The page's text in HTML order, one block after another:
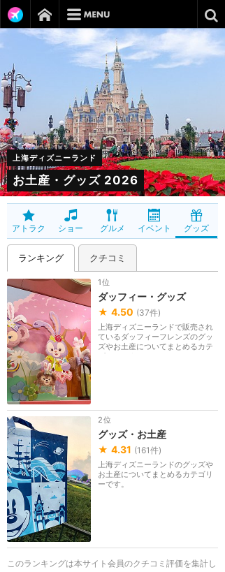
上海ディズニーランド
お土産・グッズ 2026
アトラク ショー グルメ イベント グッズ
ランキング クチコミ
1位
ダッフィー・グッズ
★ 4.50 (37件)
上海ディズニーランドで販売され
ているダッフィーフレンズのグッ
ズやお土産についてまとめるカテ
ゴリーです。
2位
グッズ・お土産
★ 4.31 (161件)
上海ディズニーランドのグッズや
お土産についてまとめるカテゴリ
ーです。
このランキングは本サイト会員のクチコミ評価を集計し